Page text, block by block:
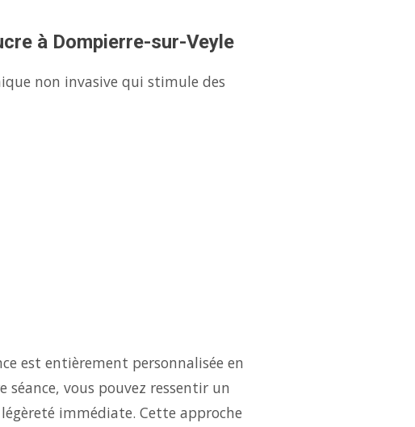
à Dompierre-sur-Veyle
non invasive qui stimule des
est entièrement personnalisée en
séance, vous pouvez ressentir un
immédiate. Cette approche